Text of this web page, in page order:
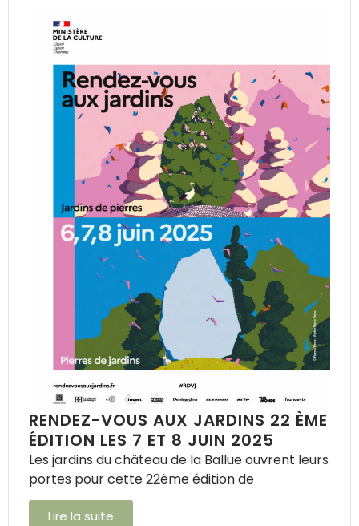
RENDEZ-VOUS AUX JARDINS 22 ÈME
ÉDITION LES 7 ET 8 JUIN 2025
Les jardins du château de la Ballue ouvrent leurs
portes pour cette 22ème édition de
Lire la suite